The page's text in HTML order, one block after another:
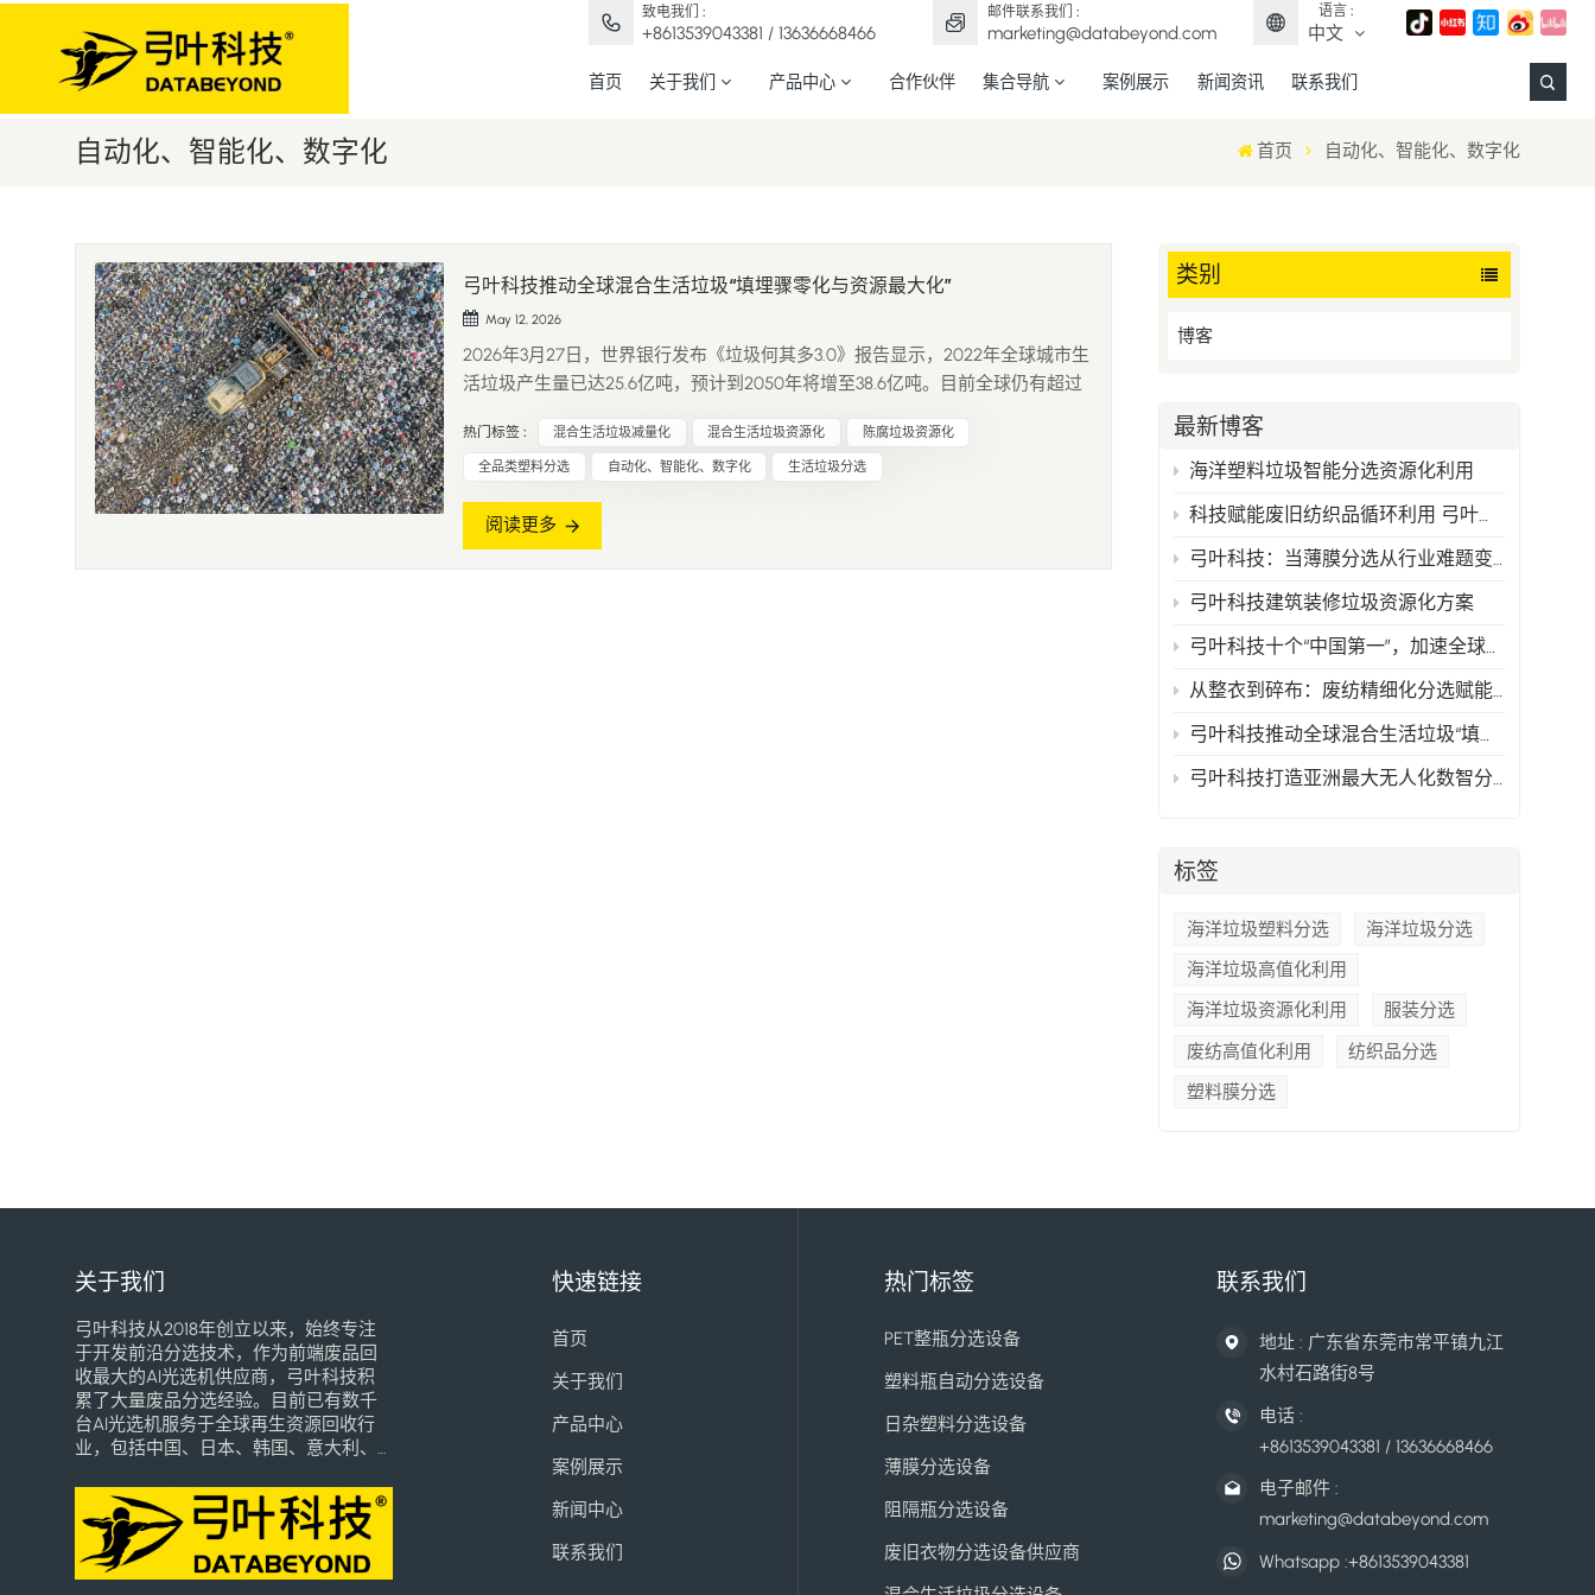
致电我们 :
+8613539043381 / 13636668466
邮件联系我们 :
marketing@databeyond.com
语言 :
中文
Español
中文
首页 关于我们 产品中心 合作伙伴 集合导航 案例展示 新闻资讯 联系我们
自动化、智能化、数字化 首页 自动化、智能化、数字化
类别
博客
最新博客
海洋塑料垃圾智能分选资源化利用
科技赋能废旧纺织品循环利用 弓叶科技打造精准分选新范式
弓叶科技：当薄膜分选从行业难题变成可复制的技术方案
弓叶科技建筑装修垃圾资源化方案
弓叶科技十个“中国第一”，加速全球再生资源行业智能化时代的到来
从整衣到碎布：废纺精细化分选赋能高值化再生
弓叶科技推动全球混合生活垃圾“填埋骤零化与资源最大化”
弓叶科技打造亚洲最大无人化数智分拣中心，以AI技术驱动循环经济新典范
标签
海洋垃圾塑料分选
海洋垃圾分选
海洋垃圾高值化利用
海洋垃圾资源化利用
服装分选
废纺高值化利用
纺织品分选
塑料膜分选
弓叶科技推动全球混合生活垃圾“填埋骤零化与资源最大化”
May 12, 2026
2026年3月27日，世界银行发布《垃圾何其多3.0》报告显示，2022年全球城市生
活垃圾产生量已达25.6亿吨，预计到2050年将增至38.6亿吨。目前全球仍有超过
排放已成为全球变暖的重要推手。 面对这一全球性挑战，弓叶科技以行业领先的
智能分选技术，为不...
热门标签 : 混合生活垃圾减量化 混合生活垃圾资源化 陈腐垃圾资源化
全品类塑料分选 自动化、智能化、数字化 生活垃圾分选
阅读更多
关于我们
弓叶科技从2018年创立以来，始终专注
于开发前沿分选技术，作为前端废品回
收最大的AI光选机供应商，弓叶科技积
累了大量废品分选经验。目前已有数千
台AI光选机服务于全球再生资源回收行
业，包括中国、日本、韩国、意大利、
达、乌兹别克斯坦等多个国家和地区，
深受用户喜爱。我们将致力于用自己的
专业知识和技术创新，引领全球高端智
能分选技术的普惠化应用，加速全球再
快速链接
首页
关于我们
产品中心
案例展示
新闻中心
联系我们
热门标签
PET整瓶分选设备
塑料瓶自动分选设备
日杂塑料分选设备
薄膜分选设备
阻隔瓶分选设备
废旧衣物分选设备供应商
联系我们
地址 : 广东省东莞市常平镇九江
水村石路街8号
电话 :
+8613539043381 / 13636668466
电子邮件 :
marketing@databeyond.com
Whatsapp :+8613539043381